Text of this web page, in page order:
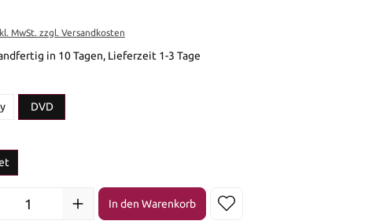
MwSt. zzgl. Versandkosten
in 10 Tagen, Lieferzeit 1-3 Tage
DVD
Anzahl: Gib den gewünschten Wert ein oder benutze die
In den Warenkorb